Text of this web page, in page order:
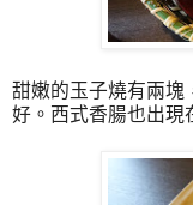
甜嫩的玉子燒有兩塊
好。西式香腸也出現